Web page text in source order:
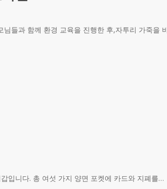
들과 함께 환경 교육을 진행한 후,자투리 가죽을
입니다. 총 여섯 가지 양면 포켓에 카드와 지폐를…